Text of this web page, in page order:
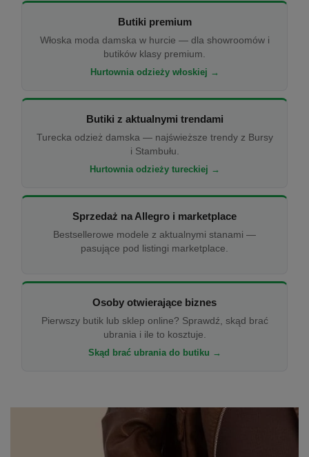
Butiki premium
Włoska moda damska w hurcie — dla showroomów i
butików klasy premium.
Hurtownia odzieży włoskiej →
Butiki z aktualnymi trendami
Turecka odzież damska — najświeższe trendy z Bursy
i Stambułu.
Hurtownia odzieży tureckiej →
Sprzedaż na Allegro i marketplace
Bestsellerowe modele z aktualnymi stanami —
pasujące pod listingi marketplace.
Osoby otwierające biznes
Pierwszy butik lub sklep online? Sprawdź, skąd brać
ubrania i ile to kosztuje.
Skąd brać ubrania do butiku →